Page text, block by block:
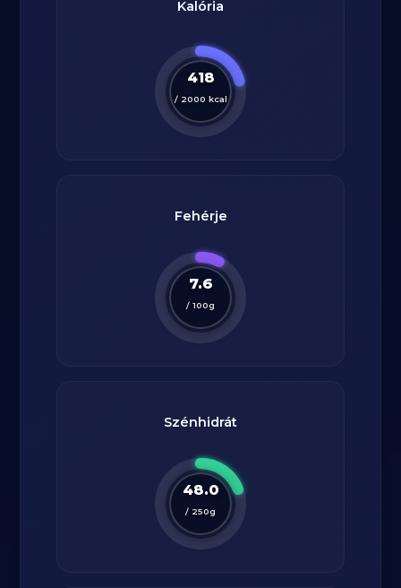
Kalória
418
/ 2000 kcal
Fehérje
7.6
/ 100g
Szénhidrát
48.0
/ 250g